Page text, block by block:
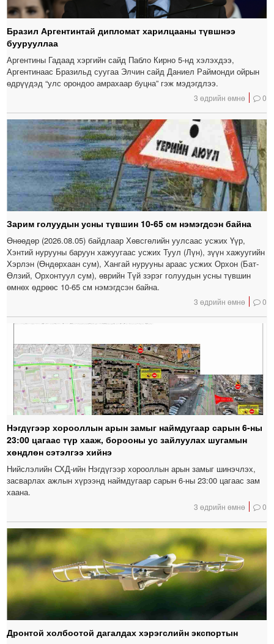
Бразил Аргентинтай дипломат харилцааны түвшнээ
буурууллаа
Аргентины Гадаад хэргийн сайд Пабло Кирно 5-нд хэлэхдээ,
Аргентинаас Бразильд суугаа Элчин сайд Даниел Раймонди ойрын
өдрүүдэд “улс орондоо амрахаар буцна” гэж мэдэгдлээ.
3 өдрийн өмнө 0
Зарим голуудын усны түвшин 10-65 см нэмэгдсэн байна
Өнөөдөр (2026.08.05) байдлаар Хөвсгөлийн уулсаас усжих Үүр,
Хэнтий нурууны баруун хажуугаас усжих Туул (Лүн), зүүн хажуугийн
Хэрлэн (Өндөрхаан сум), Хангай нурууны араас усжих Орхон (Бат-
Өлзий, Орхонтуул сум), өврийн Түй зэрэг голуудын усны түвшин
өмнөх өдрөөс 10-65 см нэмэгдсэн байна.
3 өдрийн өмнө 0
Нэгдүгээр хорооллын арын замыг наймдугаар сарын 6-ны
23:00 цагаас түр хааж, борооны ус зайлуулах шугамын
хөндлөн сэтэлгээ хийнэ
Нийслэлийн СХД-ийн Нэгдүгээр хорооллын арын замыг шинэчлэх,
засварлах ажлын хүрээнд наймдугаар сарын 6-ны 23:00 цагаас зам
хаана.
3 өдрийн өмнө 0
Дронтой холбоотой дагалдах хэрэгслийн экспортын